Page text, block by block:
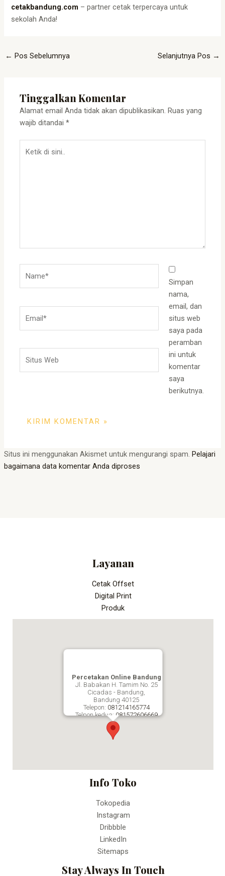
cetakbandung.com – partner cetak terpercaya untuk
sekolah Anda!
← Pos Sebelumnya Selanjutnya Pos →
Tinggalkan Komentar
Alamat email Anda tidak akan dipublikasikan. Ruas yang
wajib ditandai*
Web
Simpan
nama,
email, dan
situs web
saya pada
peramban
ini untuk
komentar
saya
berikutnya.
Situs ini menggunakan Akismet untuk mengurangi spam. Pelajari
bagaimana data komentar Anda diproses
Layanan
Cetak Offset
Digital Print
Produk
Percetakan Online Bandung
Jl. Babakan H. Tamim No. 25
Cicadas - Bandung,
Bandung 40125
Telepon: 081214165774
Telpon kedua: 081572606669
Percetakan Online Bandung
Info Toko
Tokopedia
Instagram
Dribbble
LinkedIn
Sitemaps
Stay Always In Touch